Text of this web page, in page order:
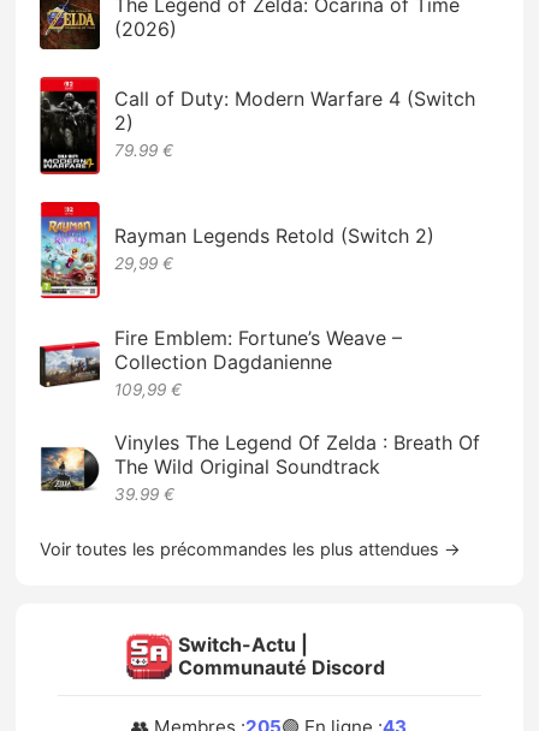
The Legend of Zelda: Ocarina of Time
(2026)
Call of Duty: Modern Warfare 4 (Switch
2)
79.99 €
Rayman Legends Retold (Switch 2)
29,99 €
Fire Emblem: Fortune’s Weave –
Collection Dagdanienne
109,99 €
Vinyles The Legend Of Zelda : Breath Of
The Wild Original Soundtrack
39.99 €
Voir toutes les précommandes les plus attendues →
Switch-Actu |
Communauté Discord